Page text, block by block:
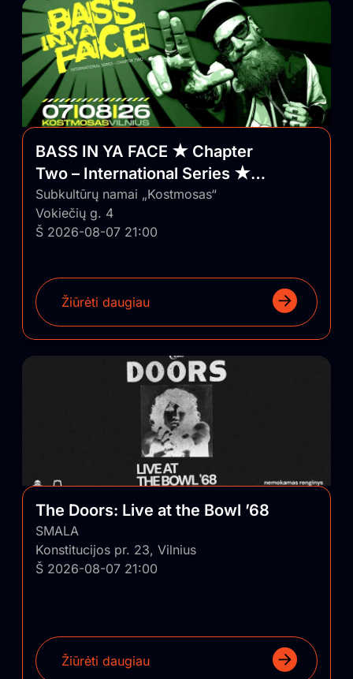
BASS IN YA FACE ★ Chapter
Two – International Series ★
Vilnius/Lithuania
Subkultūrų namai „Kostmosas“
Vokiečių g. 4
Š 2026-08-07 21:00
Žiūrėti daugiau
The Doors: Live at the Bowl ’68
SMALA
Konstitucijos pr. 23, Vilnius
Š 2026-08-07 21:00
Žiūrėti daugiau